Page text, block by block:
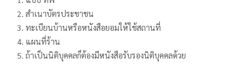
สำเนาบัตรประชาชน
ทะเบียนบ้านหรือหนังสือยอมให้ใช้สถานที่
แผนที่ร้าน
ถ้าเป็นนิติบุคคลก็ต้องมีหนังสือรับรองนิติบุคคลด้วย